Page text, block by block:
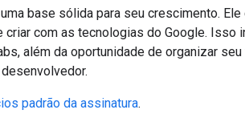
base sólida para seu crescimento.
criar com as tecnologias do Google.
além da oportunidade de organizar
padrão da assinatura.